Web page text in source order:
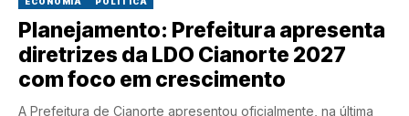
Planejamento: Prefeitura apresenta
diretrizes da LDO Cianorte 2027
com foco em crescimento
A Prefeitura de Cianorte apresentou oficialmente, na última